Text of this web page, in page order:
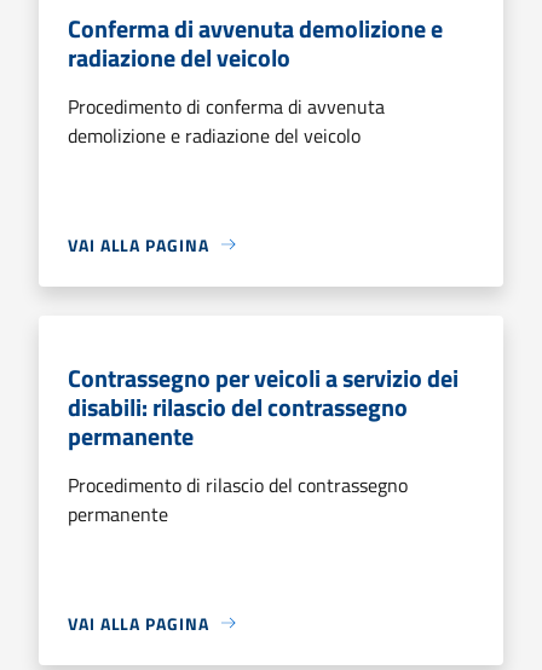
Conferma di avvenuta demolizione e
radiazione del veicolo
Procedimento di conferma di avvenuta
demolizione e radiazione del veicolo
VAI ALLA PAGINA
Contrassegno per veicoli a servizio dei
disabili: rilascio del contrassegno
permanente
Procedimento di rilascio del contrassegno
permanente
VAI ALLA PAGINA